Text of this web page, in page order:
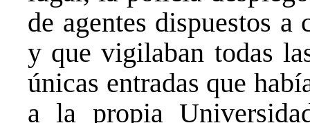
de agentes dispuestos a
y que vigilaban todas
únicas entradas que
a la propia